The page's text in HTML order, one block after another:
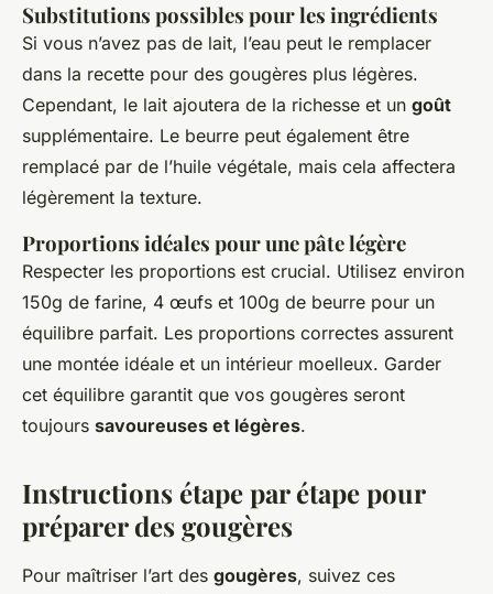
Substitutions possibles pour les ingrédients
Si vous n’avez pas de lait, l’eau peut le remplacer
dans la recette pour des gougères plus légères.
Cependant, le lait ajoutera de la richesse et un goût
supplémentaire. Le beurre peut également être
remplacé par de l’huile végétale, mais cela affectera
légèrement la texture.
Proportions idéales pour une pâte légère
Respecter les proportions est crucial. Utilisez environ
150g de farine, 4 œufs et 100g de beurre pour un
équilibre parfait. Les proportions correctes assurent
une montée idéale et un intérieur moelleux. Garder
cet équilibre garantit que vos gougères seront
toujours savoureuses et légères.
Instructions étape par étape pour
préparer des gougères
Pour maîtriser l’art des gougères, suivez ces